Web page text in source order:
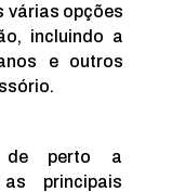
várias opções
incluindo a
e outros
de perto a
principais